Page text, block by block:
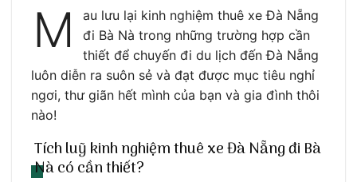
M
au lưu lại kinh nghiệm thuê xe Đà Nẵng
đi Bà Nà trong những trường hợp cần
thiết để chuyến đi du lịch đến Đà Nẵng
luôn diễn ra suôn sẻ và đạt được mục tiêu nghỉ
ngơi, thư giãn hết mình của bạn và gia đình thôi
nào!
Tích luỹ kinh nghiệm thuê xe Đà Nẵng đi Bà
Nà có cần thiết?